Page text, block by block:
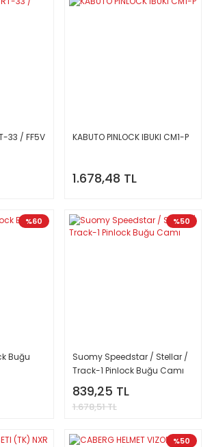
33 / FF5V
KABUTO PINLOCK IBUKI CM1-P
1.678,48 TL
%60
Buğu
%50
Suomy Speedstar / Stellar /
Track-1 Pinlock Buğu Camı
839,25 TL
1.678,51 TL
%50